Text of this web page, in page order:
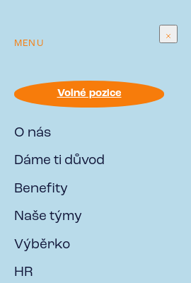
MENU
Volné pozice
O nás
Dáme ti důvod
Benefity
Naše týmy
Výběrko
HR
v RESPECT